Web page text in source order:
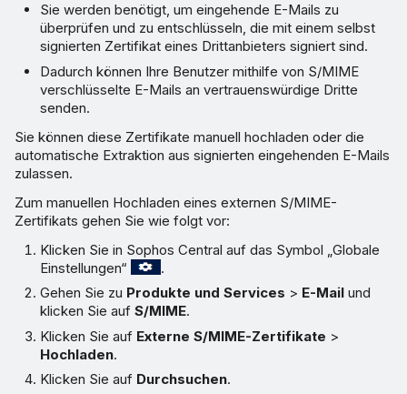
Sie werden benötigt, um eingehende E-Mails zu
überprüfen und zu entschlüsseln, die mit einem selbst
signierten Zertifikat eines Drittanbieters signiert sind.
Dadurch können Ihre Benutzer mithilfe von S/MIME
verschlüsselte E-Mails an vertrauenswürdige Dritte
senden.
Sie können diese Zertifikate manuell hochladen oder die
automatische Extraktion aus signierten eingehenden E-Mails
zulassen.
Zum manuellen Hochladen eines externen S/MIME-
Zertifikats gehen Sie wie folgt vor:
Klicken Sie in Sophos Central auf das Symbol „Globale
Einstellungen“
.
Gehen Sie zu Produkte und Services > E-Mail und
klicken Sie aufS/MIME.
Klicken Sie auf Externe S/MIME-Zertifikate >
Hochladen.
Klicken Sie auf Durchsuchen.